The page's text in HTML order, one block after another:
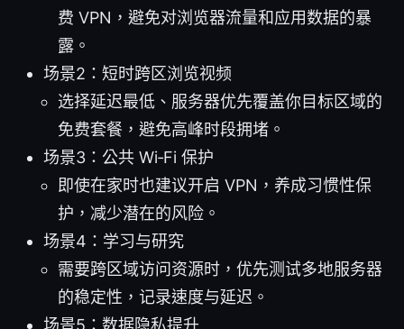
费 VPN，避免对浏览器流量和应用数据的暴
露。
场景2：短时跨区浏览视频
选择延迟最低、服务器优先覆盖你目标区域的
免费套餐，避免高峰时段拥堵。
场景3：公共 Wi‑Fi 保护
即使在家时也建议开启 VPN，养成习惯性保
护，减少潜在的风险。
场景4：学习与研究
需要跨区域访问资源时，优先测试多地服务器
的稳定性，记录速度与延迟。
场景5：数据隐私提升